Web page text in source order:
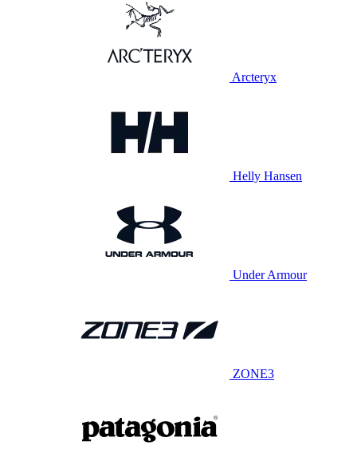
Arcteryx
Helly Hansen
Under Armour
ZONE3